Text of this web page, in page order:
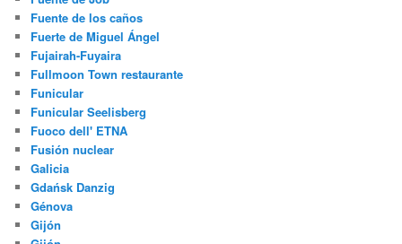
Fuente de los caños
Fuerte de Miguel Ángel
Fujairah-Fuyaira
Fullmoon Town restaurante
Funicular
Funicular Seelisberg
Fuoco dell' ETNA
Fusión nuclear
Galicia
Gdańsk Danzig
Génova
Gijón